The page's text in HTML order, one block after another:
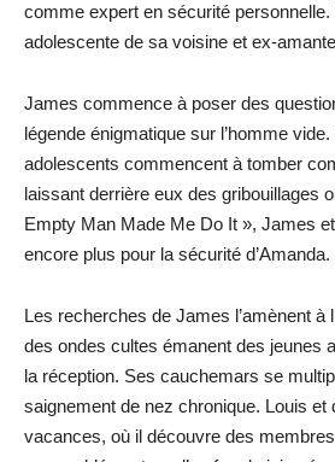
comme expert en sécurité personnelle.
adolescente de sa voisine et ex-
James commence à poser des
légende énigmatique sur l’homme
adolescents commencent à tomber
laissant derrière eux des gribouillages
Empty Man Made Me Do It », James
encore plus pour la sécurité d’Amanda.
Les recherches de James l’amènent à
des ondes cultes émanent des jeunes
la réception. Ses cauchemars se
saignement de nez chronique. Louis
vacances, où il découvre des